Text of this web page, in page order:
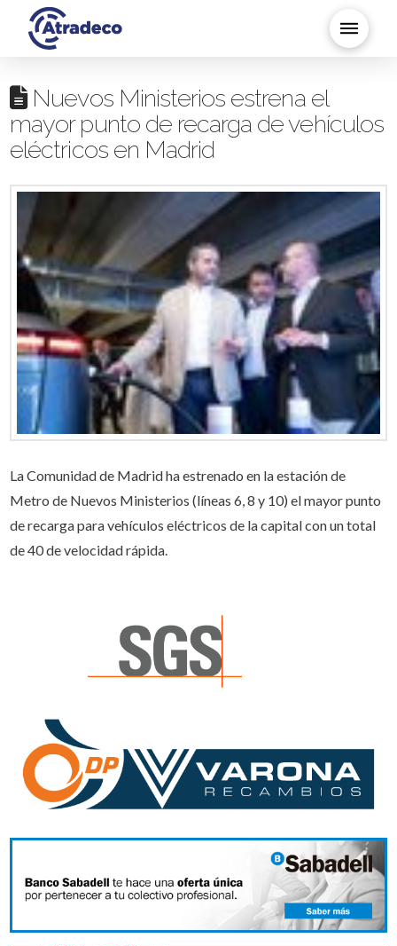
Nuevos Ministerios estrena el
mayor punto de recarga de vehículos
eléctricos en Madrid
La Comunidad de Madrid ha estrenado en la estación de
Metro de Nuevos Ministerios (líneas 6, 8 y 10) el mayor punto
de recarga para vehículos eléctricos de la capital con un total
de 40 de velocidad rápida.